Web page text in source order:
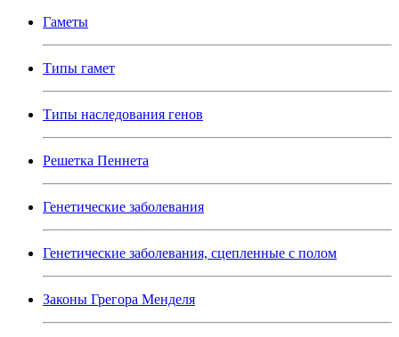
Гаметы
Типы гамет
Типы наследования генов
Решетка Пеннета
Генетические заболевания
Генетические заболевания, сцепленные с полом
Законы Грегора Менделя